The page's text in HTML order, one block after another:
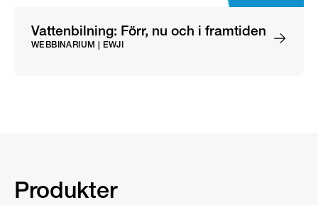
Vattenbilning: Förr, nu och i framtiden
WEBBINARIUM | EWJI
Produkter